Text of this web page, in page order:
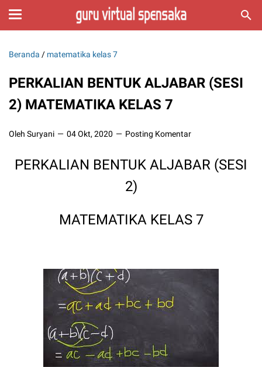
Beranda / matematika kelas 7
PERKALIAN BENTUK ALJABAR (SESI
2) MATEMATIKA KELAS 7
Oleh Suryani 04 Okt, 2020 Posting Komentar
PERKALIAN BENTUK ALJABAR (SESI
2)
MATEMATIKA KELAS 7